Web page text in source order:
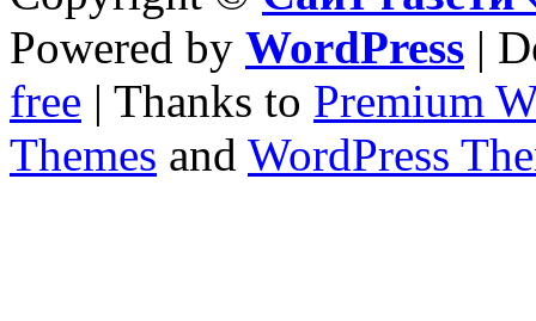
Powered by WordPress |
free | Thanks to Premium
Themes and WordPress